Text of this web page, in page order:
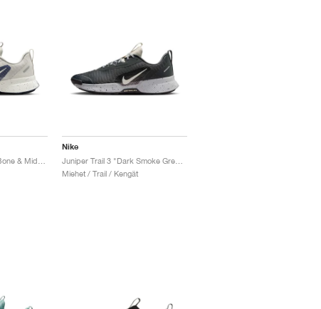
Nike
Miehet / Trail / Kengät